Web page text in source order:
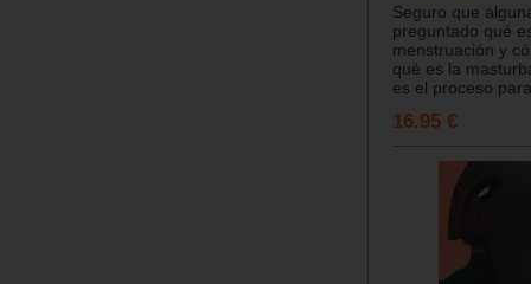
Seguro que
preguntado qué
menstruación y
qué es la
es el proceso
16.95 €